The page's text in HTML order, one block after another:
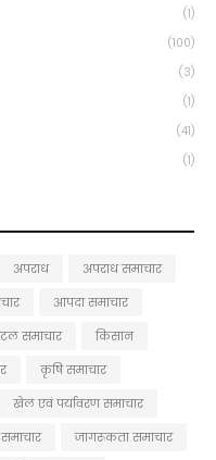
(1)
(100)
(3)
(1)
(41)
(1)
अपराध
अपराध समाचार
आपदा समाचार
समाचार
किसान
कृषि समाचार
खेल एवं पर्यावरण समाचार
जागरूकता समाचार